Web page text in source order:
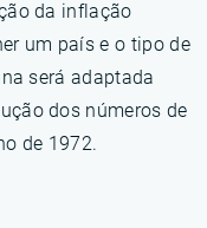
da inflação
um país e o tipo de
será adaptada
dos números de
de 1972.